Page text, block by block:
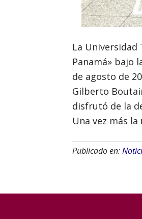
La
Panamá» bajo
de agosto de
Gilberto
disfrutó de la
Una vez más
Publicado en: